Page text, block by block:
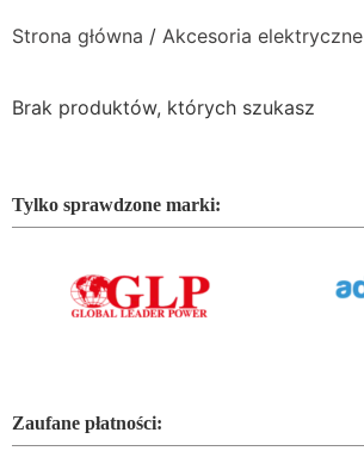
Strona główna / Akcesoria elektryczne
Brak produktów, których szukasz
Tylko sprawdzone marki:
Zaufane płatności: